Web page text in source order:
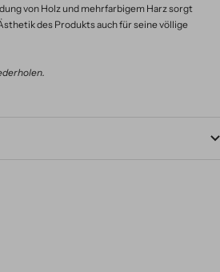
von Holz und mehrfarbigem Harz sorgt
des Produkts auch für seine völlige